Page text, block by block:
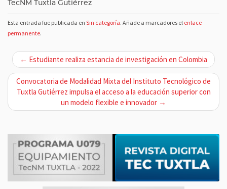
TecNM Tuxtla Gutiérrez
Esta entrada fue publicada en Sin categoría. Añade a marcadores el enlace
permanente.
N
a
v
g
c
n
← Estudiante realiza estancia de investigación en Colombia
Convocatoria de Modalidad Mixta del Instituto Tecnológico de
Tuxtla Gutiérrez impulsa el acceso a la educación superior con
un modelo flexible e innovador →